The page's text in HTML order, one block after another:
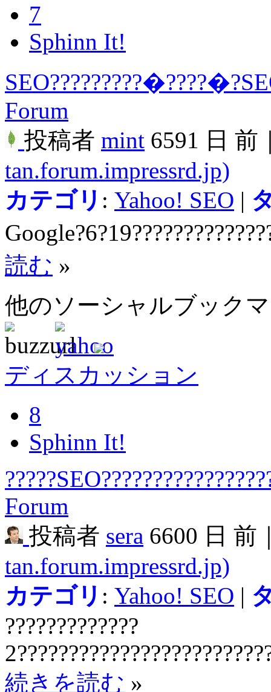
7
Sphinn It!
Forum
投稿者 mint 6591 日 前
tan.forum.impressrd.jp)
カテゴリ : Yahoo! SEO |
読む »
他のソーシャルブック
ディスカッション
8
Sphinn It!
Forum
投稿者 sera 6600 日 前
tan.forum.impressrd.jp)
カテゴリ : Yahoo! SEO |
?????????????
続きを読む »